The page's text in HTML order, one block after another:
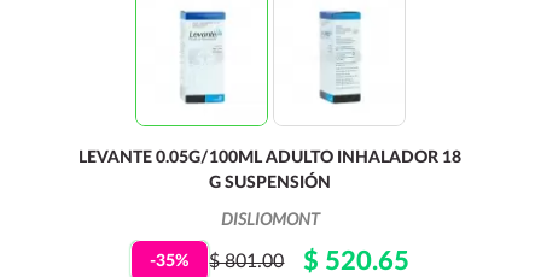
LEVANTE 0.05G/100ML ADULTO INHALADOR 18
G SUSPENSIÓN
DISLIOMONT
-35% $ 801.00 $ 520.65